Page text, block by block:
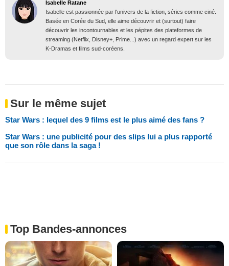
Isabelle Ratane
Isabelle est passionnée par l'univers de la fiction, séries comme ciné.
Basée en Corée du Sud, elle aime découvrir et (surtout) faire
découvrir les incontournables et les pépites des plateformes de
streaming (Netflix, Disney+, Prime...) avec un regard expert sur les
K-Dramas et films sud-coréens.
Sur le même sujet
Star Wars : lequel des 9 films est le plus aimé des fans ?
Star Wars : une publicité pour des slips lui a plus rapporté
que son rôle dans la saga !
Top Bandes-annonces